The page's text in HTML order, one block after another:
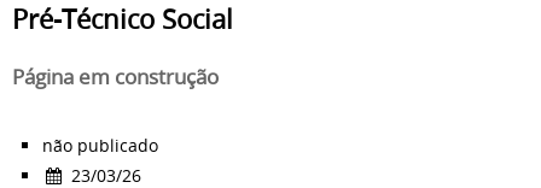
Pré-Técnico Social
Página em construção
não publicado
23/03/26